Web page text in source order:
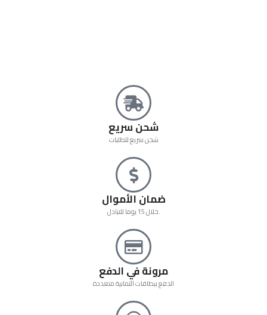
شحن سريع
شحن سريع للطلبات
ضمان الأموال
خلال 15 يوما للتبادل.
مرونة في الدفع
الدفع ببطاقات ائتمانية متعددة